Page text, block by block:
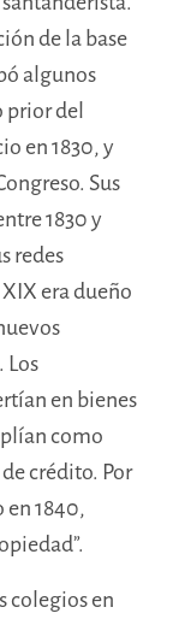
de la base
algunos
prior del
en 1830, y
Sus
1830 y
redes
era dueño
Los
en bienes
como
crédito. Por
1840,
colegios en